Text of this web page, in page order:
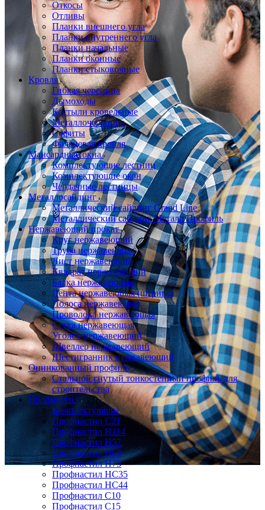
Откосы
Отливы
Планки внешнего угла
Планки внутреннего угла
Планки начальные
Планки оконные
Планки стыковочные
Кровля
Гибкая черепица
Дымоходы
Костыли кровельные
Металлочерепица
Софиты
Фальцевая кровля
Мансардные окна
Комплектующие лестниц
Комплектующие окон
Чердачные лестницы
Металлосайдинг
Металлический сайдинг Grand Line
Металлический сайдинг Металл Профиль
Нержавеющий прокат
Круг нержавеющий
Труба нержавеющая
Лист нержавеющий
Квадрат нержавеющий
Балка нержавеющая
Лента нержавеющая (штрипс)
Полоса нержавеющая
Проволока нержавеющая
Сетка нержавеющая
Уголок нержавеющий
Швеллер нержавеющий
Шестигранник нержавеющий
Оцинкованный профиль
Стальной гнутый тонкостенный профиль для
строительства
Профнастил
Комплектующие
Профнастил C21
Профнастил Н114
Профнастил Н57
Профнастил Н60
Профнастил Н75
Профнастил НС35
Профнастил НС44
Профнастил С10
Профнастил С15